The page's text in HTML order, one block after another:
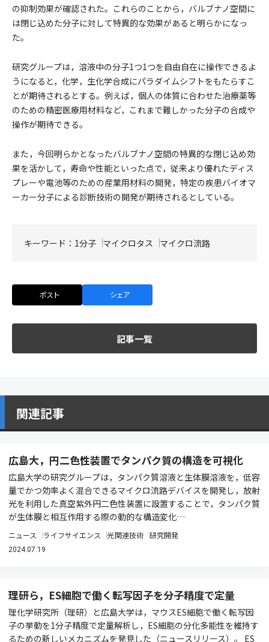
の抑制効果が確認された。これらのことから，バルブナノ空間に
は閉じ込めた分子に対して特異的な効果があると明らかになっ
た。
研究グループは，溶液中の分子1つ1つを自由自在に操作できるよ
うになると，化学，生化学合成にパラダイムシフトをもたらすこ
とが期待されるとする。例えば，個人の体質に合わせた治療薬等
のための精密医療用材料など，これまで難しかった分子の合成や
操作が期待できる。
また，今回明らかとなったバルブナノ空間の特異的な閉じ込め効
果を活かして，寿命や性能といった点で，従来より優れたディス
プレーや電池等のための産業用材料の開発，特定の疾患バイオマ
ーカー分子による診断技術の開発が期待されるとしている。
キーワード： 1分子 マイクロタス マイクロ流路
ポスト シェア
記事一覧
関連記事
広島大，円二色性装置でタンパク質の構造を可視化
広島大学の研究グループは，タンパク質溶液と生体膜溶液を，低容
量でかつ効率よく混合できるマイクロ流路デバイスを開発し，放射
光を利用した真空紫外円二色性装置に設置することで，タンパク質
が生体膜と相互作用する際の動的な構造変化…
ニュース ライフサイエンス 光関連技術 研究開発
2024.07.19
理研ら，ES細胞で働く転写因子を分子精度で定量
理化学研究所（理研）と広島大学は，マウスES細胞で働く転写因
子の挙動を1分子精度で定量解析し，ES細胞の分化多能性を維持す
るための新しいメカニズムを発見した（ニュースリリース）。 ES